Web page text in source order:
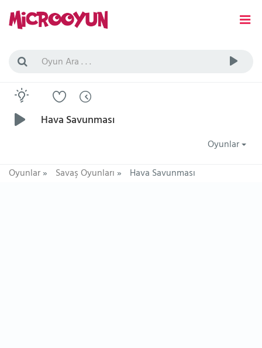
Hava Savunması
Oyunlar
Oyunlar» Savaş Oyunları» Hava Savunması